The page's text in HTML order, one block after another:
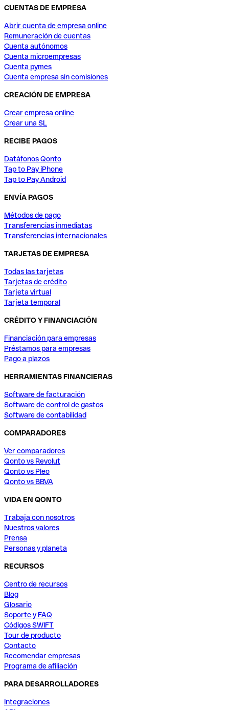
CUENTAS DE EMPRESA
Abrir cuenta de empresa online
Remuneración de cuentas
Cuenta autónomos
Cuenta microempresas
Cuenta pymes
Cuenta empresa sin comisiones
CREACIÓN DE EMPRESA
Crear empresa online
Crear una SL
RECIBE PAGOS
Datáfonos Qonto
Tap to Pay iPhone
Tap to Pay Android
ENVÍA PAGOS
Métodos de pago
Transferencias inmediatas
Transferencias internacionales
TARJETAS DE EMPRESA
Todas las tarjetas
Tarjetas de crédito
Tarjeta virtual
Tarjeta temporal
CRÉDITO Y FINANCIACIÓN
Financiación para empresas
Préstamos para empresas
Pago a plazos
HERRAMIENTAS FINANCIERAS
Software de facturación
Software de control de gastos
Software de contabilidad
COMPARADORES
Ver comparadores
Qonto vs Revolut
Qonto vs Pleo
Qonto vs BBVA
VIDA EN QONTO
Trabaja con nosotros
Nuestros valores
Prensa
Personas y planeta
RECURSOS
Centro de recursos
Blog
Glosario
Soporte y FAQ
Códigos SWIFT
Tour de producto
Contacto
Recomendar empresas
Programa de afiliación
PARA DESARROLLADORES
Integraciones